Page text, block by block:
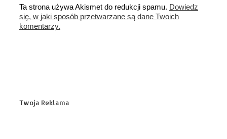
Ta strona używa Akismet do redukcji spamu. Dowiedz
się, w jaki sposób przetwarzane są dane Twoich
komentarzy.
Twoja Reklama